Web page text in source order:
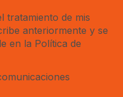
tratamiento de mis
anteriormente y se
en la Política de